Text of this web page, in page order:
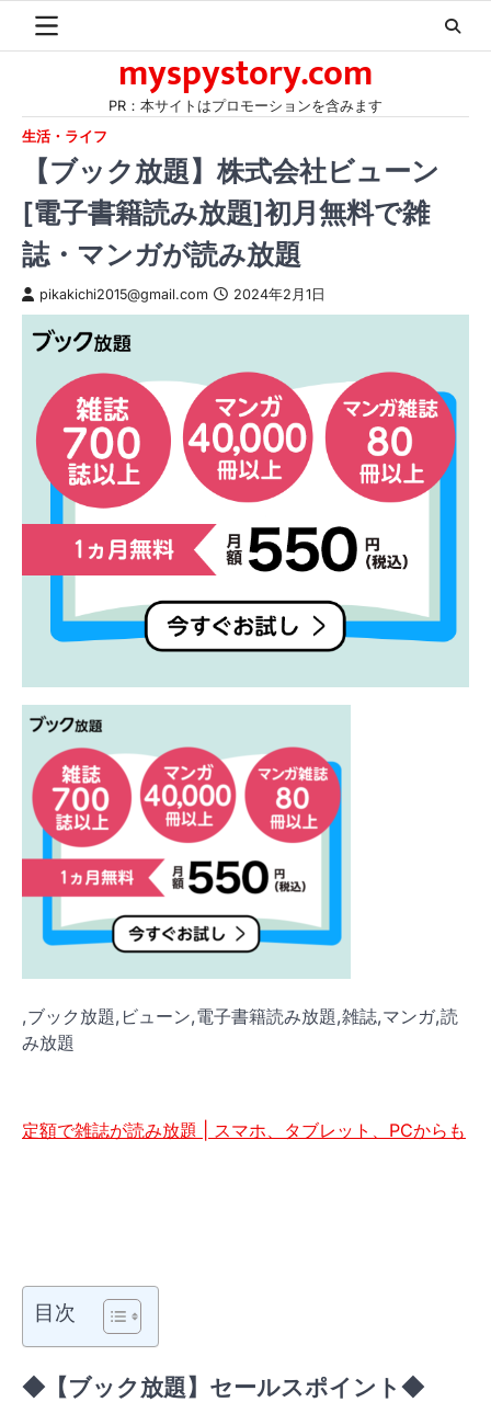
myspystory.com
PR：本サイトはプロモーションを含みます
生活・ライフ
【ブック放題】株式会社ビューン
[電子書籍読み放題]初月無料で雑
誌・マンガが読み放題
pikakichi2015@gmail.com 2024年2月1日
,ブック放題,ビューン,電子書籍読み放題,雑誌,マンガ,読
み放題
定額で雑誌が読み放題 | スマホ、タブレット、PCからも
目次
◆【ブック放題】セールスポイント◆